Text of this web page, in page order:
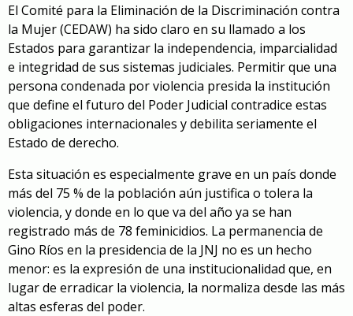
El Comité para la Eliminación de la Discriminación contra
la Mujer (CEDAW) ha sido claro en su llamado a los
Estados para garantizar la independencia, imparcialidad
e integridad de sus sistemas judiciales. Permitir que una
persona condenada por violencia presida la institución
que define el futuro del Poder Judicial contradice estas
obligaciones internacionales y debilita seriamente el
Estado de derecho.
Esta situación es especialmente grave en un país donde
más del 75 % de la población aún justifica o tolera la
violencia, y donde en lo que va del año ya se han
registrado más de 78 feminicidios. La permanencia de
Gino Ríos en la presidencia de la JNJ no es un hecho
menor: es la expresión de una institucionalidad que, en
lugar de erradicar la violencia, la normaliza desde las más
altas esferas del poder.